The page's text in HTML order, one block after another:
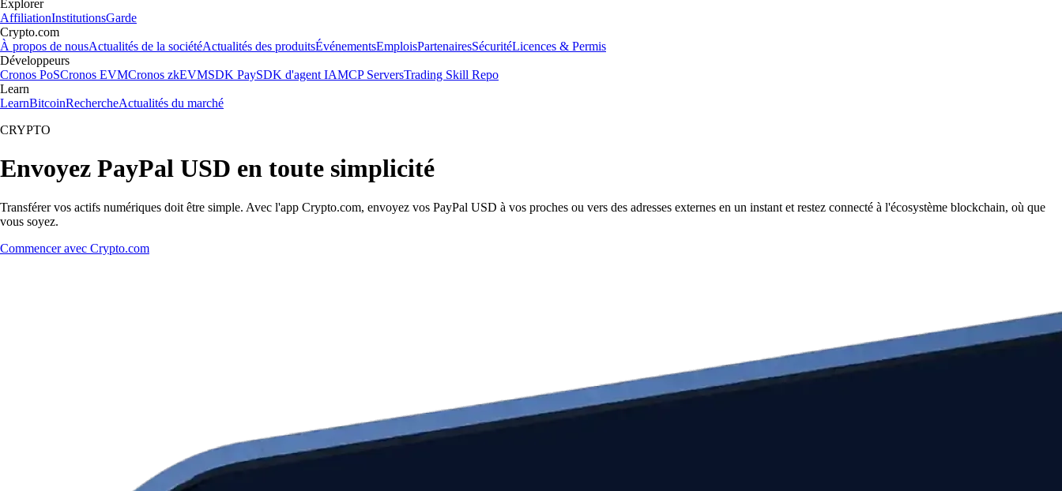
Explorer
AffiliationInstitutionsGarde
Crypto.com
À propos de nousActualités de la sociétéActualités des produitsÉvénementsEmploisPartenairesSécuritéLicences & Permis
Développeurs
Cronos PoSCronos EVMCronos zkEVMSDK PaySDK d'agent IAMCP ServersTrading Skill Repo
Learn
LearnBitcoinRechercheActualités du marché
CRYPTO
Envoyez PayPal USD en toute simplicité
Transférer vos actifs numériques doit être simple. Avec l'app Crypto.com, envoyez vos PayPal USD à vos proches ou vers des adresses externes en un instant et restez connecté à l'écosystème blockchain, où que
vous soyez.
Commencer avec Crypto.com